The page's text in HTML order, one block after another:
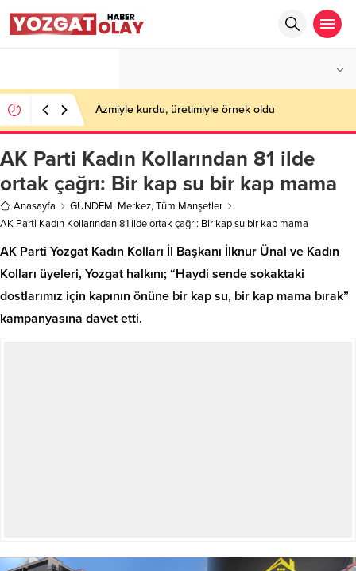
Azmiyle kurdu, üretimiyle örnek oldu
AK Parti Kadın Kollarından 81 ilde
ortak çağrı: Bir kap su bir kap mama
Anasayfa GÜNDEM, Merkez,Tüm Manşetler
AK Parti Kadın Kollarından 81 ilde ortak çağrı: Bir kap su bir kap mama
AK Parti Yozgat Kadın Kolları İl Başkanı İlknur Ünal ve Kadın
Kolları üyeleri, Yozgat halkını; “Haydi sende sokaktaki
dostlarımız için kapının önüne bir kap su, bir kap mama bırak”
kampanyasına davet etti.